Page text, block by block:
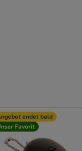
endet bald
Favorit